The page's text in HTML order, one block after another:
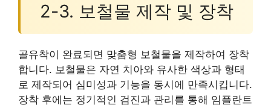
2-3. 보철물 제작 및 장착
골유착이 완료되면 맞춤형 보철물을 제작하여 장착
합니다. 보철물은 자연 치아와 유사한 색상과 형태
로 제작되어 심미성과 기능을 동시에 만족시킵니다.
장착 후에는 정기적인 검진과 관리를 통해 임플란트